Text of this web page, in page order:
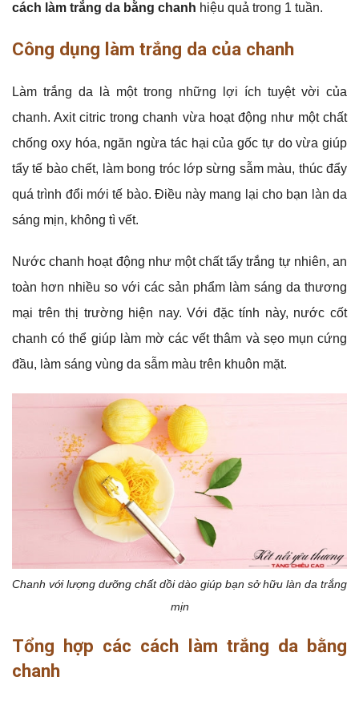
cách làm trắng da bằng chanh hiệu quả trong 1 tuần.
Công dụng làm trắng da của chanh
Làm trắng da là một trong những lợi ích tuyệt vời của
chanh. Axit citric trong chanh vừa hoạt động như một chất
chống oxy hóa, ngăn ngừa tác hại của gốc tự do vừa giúp
tẩy tế bào chết, làm bong tróc lớp sừng sẫm màu, thúc đẩy
quá trình đổi mới tế bào. Điều này mang lại cho bạn làn da
sáng mịn, không tì vết.
Nước chanh hoạt động như một chất tẩy trắng tự nhiên, an
toàn hơn nhiều so với các sản phẩm làm sáng da thương
mại trên thị trường hiện nay. Với đặc tính này, nước cốt
chanh có thể giúp làm mờ các vết thâm và sẹo mụn cứng
đầu, làm sáng vùng da sẫm màu trên khuôn mặt.
Chanh với lượng dưỡng chất dồi dào giúp bạn sở hữu làn da trắng
mịn
Tổng hợp các cách làm trắng da bằng
chanh